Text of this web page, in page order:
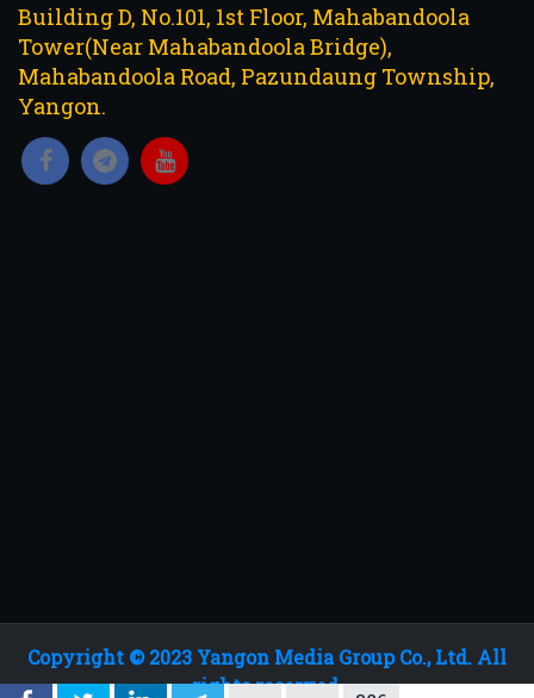
Building D, No.101, 1st Floor, Mahabandoola
Tower(Near Mahabandoola Bridge),
Mahabandoola Road, Pazundaung Township,
Yangon.
Copyright © 2023 Yangon Media Group Co., Ltd. All
rights reserved.